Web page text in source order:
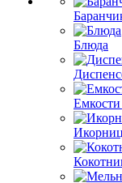
Блюда
Емкости